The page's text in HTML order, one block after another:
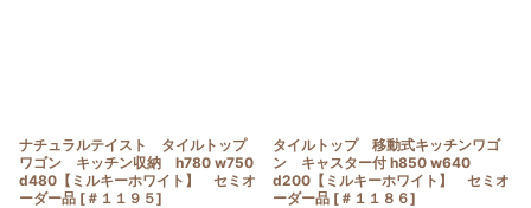
ナチュラルテイスト タイルトップ
ワゴン キッチン収納 h780 w750
d480【ミルキーホワイト】 セミオ
ーダー品 [ ＃１１９５]
タイルトップ 移動式キッチンワゴ
ン キャスター付 h850 w640
d200【ミルキーホワイト】 セミオ
ーダー品 [ ＃１１８６]